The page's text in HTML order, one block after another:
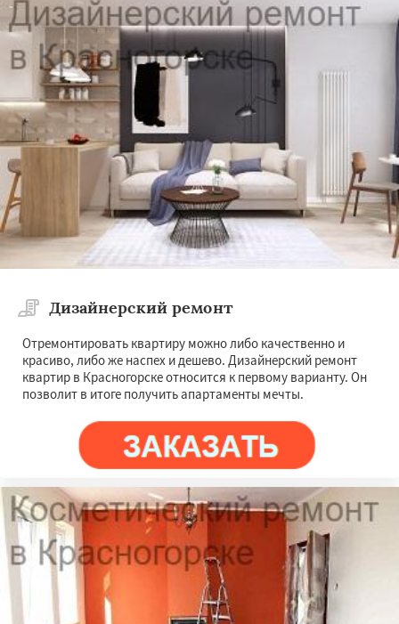
Дизайнерский ремонт
Отремонтировать квартиру можно либо качественно и
красиво, либо же наспех и дешево. Дизайнерский ремонт
квартир в Красногорске относится к первому варианту. Он
позволит в итоге получить апартаменты мечты.